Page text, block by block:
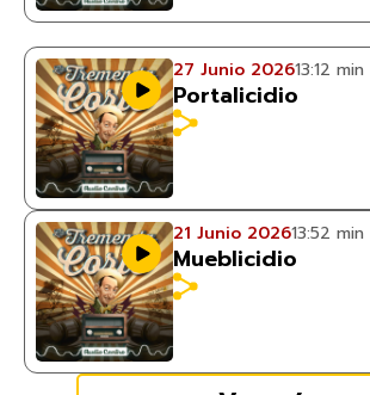
27 Junio 202613:12 min
Portalicidio
21 Junio 202613:52 min
Mueblicidio